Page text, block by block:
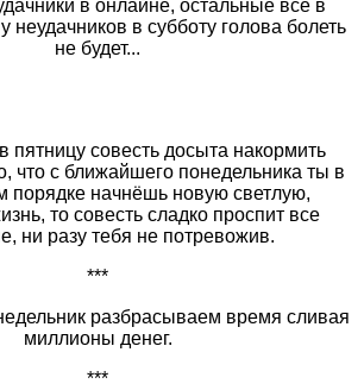
в онлайне, остальные все в
в субботу голова болеть
не будет...
пятницу совесть досыта накормить
что с ближайшего понедельника ты в
порядке начнёшь новую светлую,
то совесть сладко проспит все
ни разу тебя не потревожив.
***
разбрасываем время сливая
миллионы денег.
***